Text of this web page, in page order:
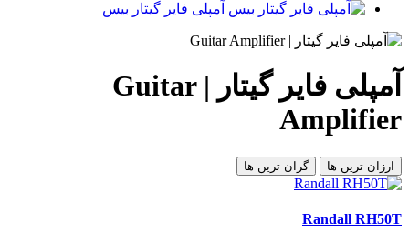
آمپلی فایر گیتار بیس
آمپلی فایر گیتار | Guitar
Amplifier
ارزان ترین ها گران ترین ها
Randall RH50T